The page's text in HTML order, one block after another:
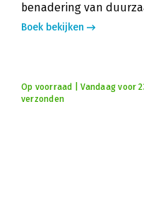
benadering van
Boek bekijken
Op voorraad | Vandaag voor
verzonden